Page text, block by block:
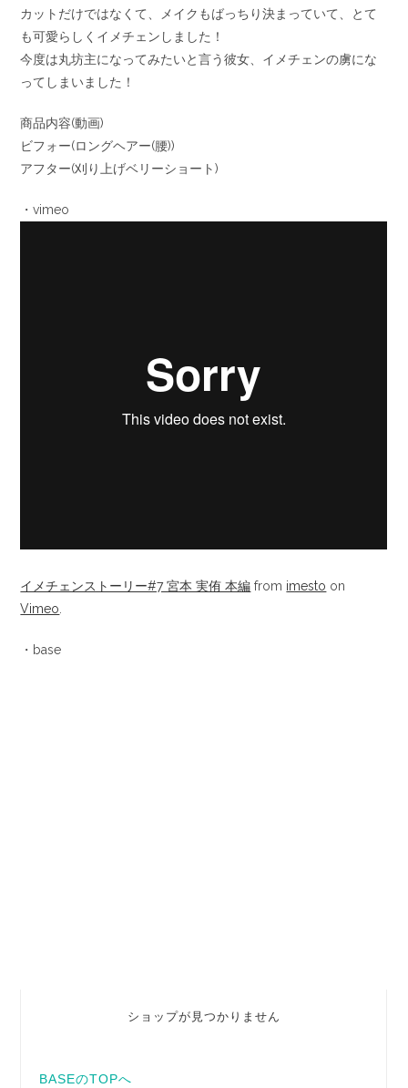
カットだけではなくて、メイクもばっちり決まっていて、とて
も可愛らしくイメチェンしました！
今度は丸坊主になってみたいと言う彼女、イメチェンの虜にな
ってしまいました！
商品内容(動画)
ビフォー(ロングヘアー(腰))
アフター(刈り上げベリーショート)
・vimeo
イメチェンストーリー#7 宮本 実侑 本編 from imesto on
Vimeo.
・base